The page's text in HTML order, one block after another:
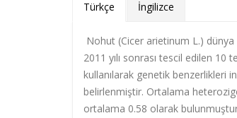
Türkçe İngilizce
Nohut (Cicer arietinum L.)
2011 yılı sonrası tescil edilen
kullanılarak genetik benzerlikleri
belirlenmiştir. Ortalama
ortalama 0.58 olarak